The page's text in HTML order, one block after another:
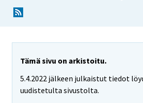
Tämä sivu on arkistoitu.
5.4.2022 jälkeen julkaistut tiedot
uudistetulta sivustolta.